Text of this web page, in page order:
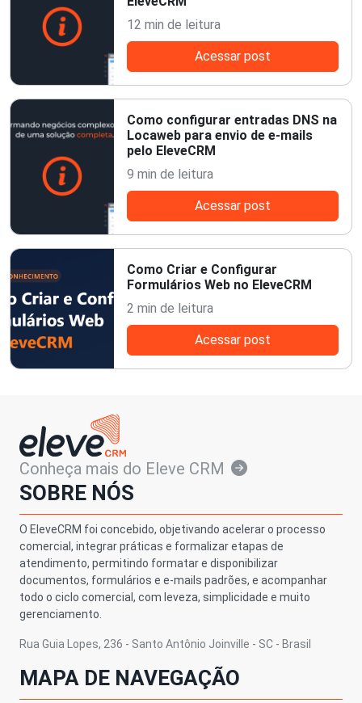
12 min de leitura
Acessar post
Como configurar entradas DNS na
Locaweb para envio de e-mails
pelo EleveCRM
9 min de leitura
Acessar post
Como Criar e Configurar
Formulários Web no EleveCRM
2 min de leitura
Acessar post
Conheça mais do Eleve CRM
SOBRE NÓS
O EleveCRM foi concebido, objetivando acelerar o processo
comercial, integrar práticas e formalizar etapas de
atendimento, permitindo formatar e disponibilizar
documentos, formulários e e-mails padrões, e acompanhar
todo o ciclo comercial, com leveza, simplicidade e muito
gerenciamento.
Rua Guia Lopes, 236 - Santo Antônio Joinville - SC - Brasil
MAPA DE NAVEGAÇÃO